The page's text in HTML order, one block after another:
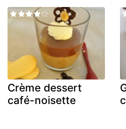
Crème dessert
café-noisette